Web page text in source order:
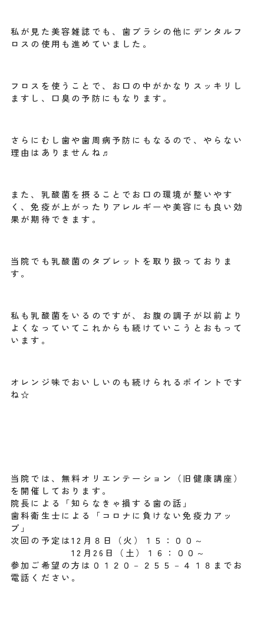
私が見た美容雑誌でも、歯ブラシの他にデンタルフ
ロスの使用も進めていました。
フロスを使うことで、お口の中がかなりスッキリし
ますし、口臭の予防にもなります。
さらにむし歯や歯周病予防にもなるので、やらない
理由はありませんね♬
また、乳酸菌を摂ることでお口の環境が整いやす
く、免疫が上がったりアレルギーや美容にも良い効
果が期待できます。
当院でも乳酸菌のタブレットを取り扱っておりま
す。
私も乳酸菌をいるのですが、お腹の調子が以前より
よくなっていてこれからも続けていこうとおもって
います。
オレンジ味でおいしいのも続けられるポイントです
ね☆
当院では、無料オリエンテーション（旧健康講座）
を開催しております。
院長による「知らなきゃ損する歯の話」
歯科衛生士による「コロナに負けない免疫力アッ
プ」
次回の予定は12月８日（火）１５：００～
12月26日（土）１６：００～
参加ご希望の方は０１２０－２５５－４１８までお
電話ください。